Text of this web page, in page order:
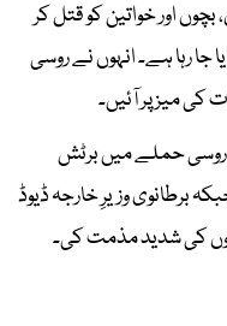
اور خواتین کو قتل کر
جا رہا ہے۔ انہوں نے روسی
کی میز پر آئیں۔
روسی حملے میں برٹش
برطانوی وزیرِ خارجہ ڈیوڈ
کی شدید مذمت کی۔